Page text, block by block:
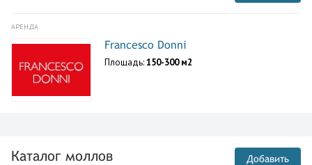
АРЕНДА
Francesco Donni
Площадь:150-300 м2
Каталог моллов Добавить